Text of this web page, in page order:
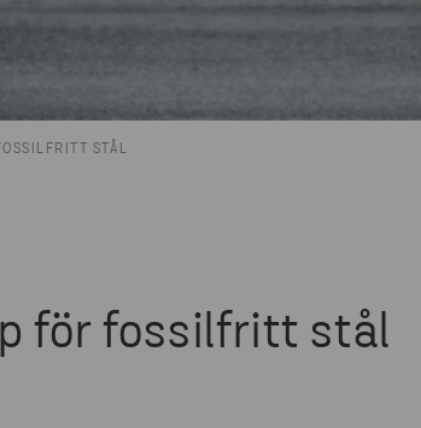
STÅL
för fossilfritt stål